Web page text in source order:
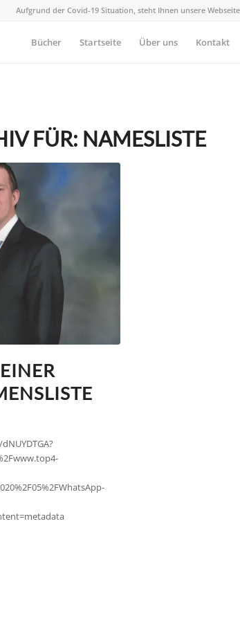
Aufgrund der Covid-19 Situation, steht Ihnen unsere
Bücher Startseite Über uns Kontakt
FÜR: NAMESLISTE